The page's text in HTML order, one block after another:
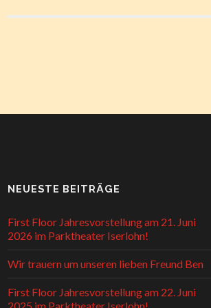
NEUESTE BEITRÄGE
First Floor Jahresvorstellung am 21. Juni
2026 im Parktheater Iserlohn!
Wir trauern um unseren lieben Freund Ben
First Floor Jahresvorstellung am 22. Juni